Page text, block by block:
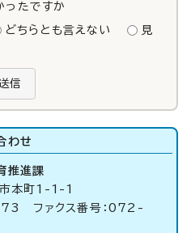
ったですか
どちらとも言えない
見
信
わせ
推進課
本町1-1-1
ファクス番号：072-